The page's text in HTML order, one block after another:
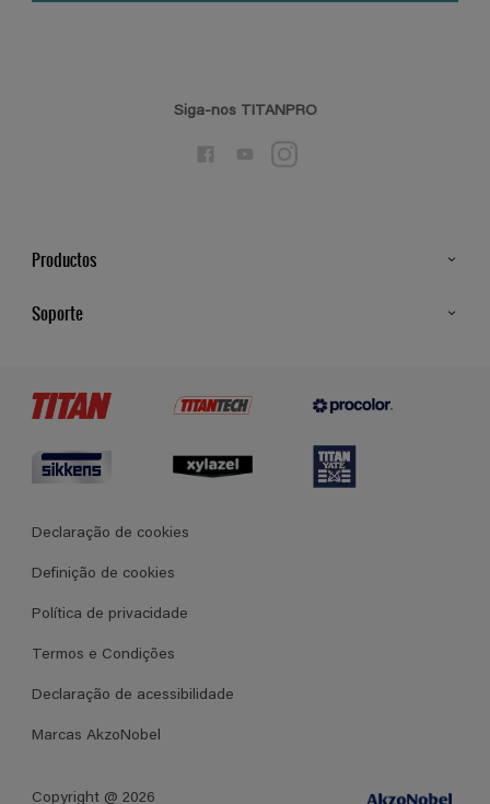
Siga-nos TITANPRO
Productos
Soporte
Termos e Condições Gerais de Venda
Declaração de cookies
Definição de cookies
Política de privacidade
Termos e Condições
Declaração de acessibilidade
Marcas AkzoNobel
Copyright @ 2026